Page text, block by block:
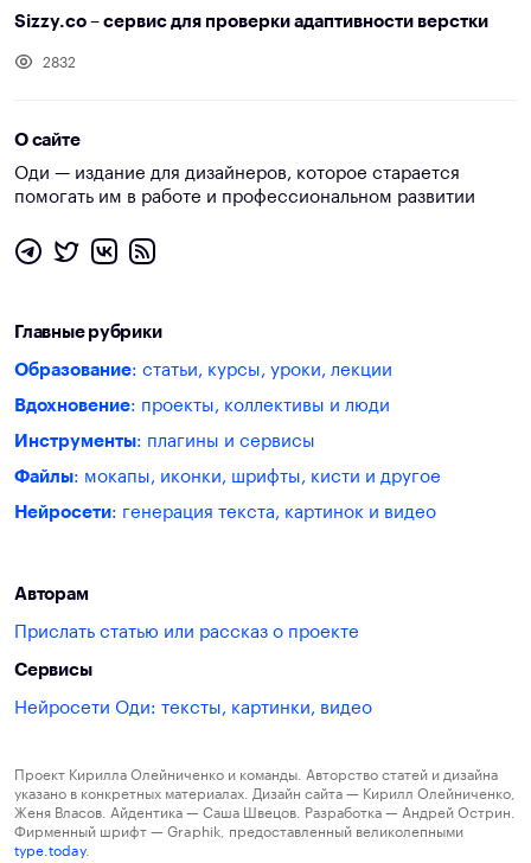
Sizzy.co – сервис для проверки адаптивности верстки
2832
О сайте
Оди — издание для дизайнеров, которое старается
помогать им в работе и профессиональном развитии
Главные рубрики
Образование: статьи, курсы, уроки, лекции
Вдохновение: проекты, коллективы и люди
Инструменты: плагины и сервисы
Файлы: мокапы, иконки, шрифты, кисти и другое
Нейросети: генерация текста, картинок и видео
Авторам
Прислать статью или рассказ о проекте
Сервисы
Нейросети Оди: тексты, картинки, видео
Проект Кирилла Олейниченко и команды. Авторство статей и дизайна
указано в конкретных материалах. Дизайн сайта — Кирилл Олейниченко,
Женя Власов. Айдентика — Саша Швецов. Разработка — Андрей Острин.
Фирменный шрифт — Graphik, предоставленный великолепными
type.today.